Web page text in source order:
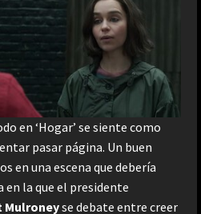
en ‘Hogar’ se siente como
pasar página. Un buen
en una escena que debería
en la que el presidente
Mulroneyse debate entre creer